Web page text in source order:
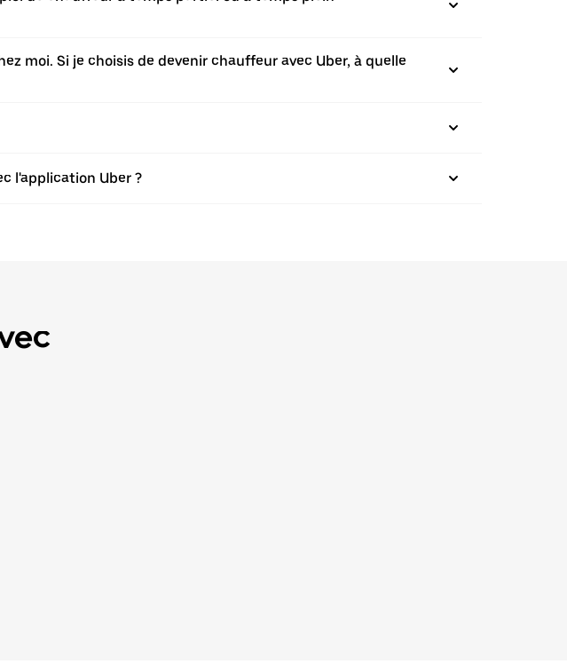
moi. Si je choisis de devenir chauffeur avec Uber, à quelle
l'application Uber ?